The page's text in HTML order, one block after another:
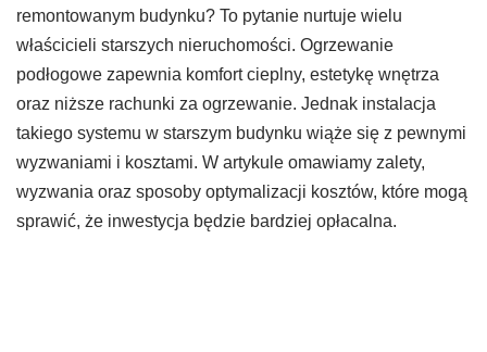
remontowanym budynku? To pytanie nurtuje wielu
właścicieli starszych nieruchomości. Ogrzewanie
podłogowe zapewnia komfort cieplny, estetykę wnętrza
oraz niższe rachunki za ogrzewanie. Jednak instalacja
takiego systemu w starszym budynku wiąże się z pewnymi
wyzwaniami i kosztami. W artykule omawiamy zalety,
wyzwania oraz sposoby optymalizacji kosztów, które mogą
sprawić, że inwestycja będzie bardziej opłacalna.